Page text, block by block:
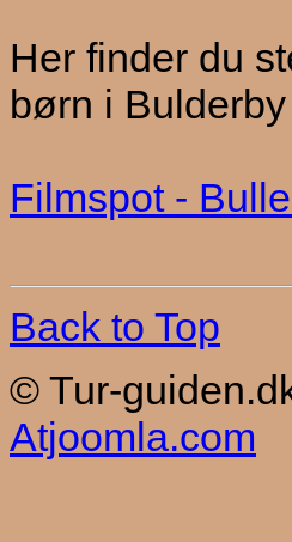
Her finder du
børn i Bulderby
Filmspot -
Back to Top
© Tur-
Atjoomla.com